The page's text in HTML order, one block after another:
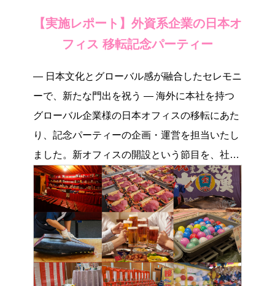
【実施レポート】外資系企業の日本オ
フィス 移転記念パーティー
― 日本文化とグローバル感が融合したセレモニ
ーで、新たな門出を祝う ― 海外に本社を持つ
グローバル企業様の日本オフィスの移転にあた
り、記念パーティーの企画・運営を担当いたし
ました。新オフィスの開設という節目を、社員
の皆さ […]